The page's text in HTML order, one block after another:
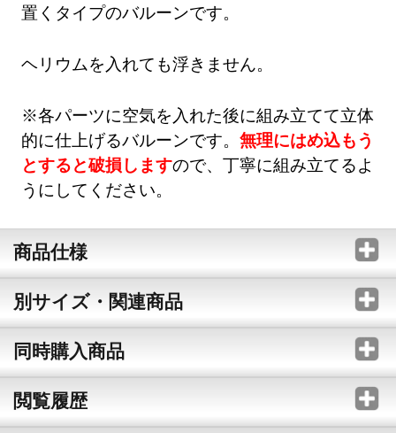
置くタイプのバルーンです。
ヘリウムを入れても浮きません。
※各パーツに空気を入れた後に組み立てて立体
的に仕上げるバルーンです。無理にはめ込もう
とすると破損しますので、丁寧に組み立てるよ
うにしてください。
商品仕様
別サイズ・関連商品
同時購入商品
閲覧履歴